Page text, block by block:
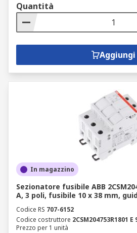
Quantità
Aggiungi
In magazzino
Sezionatore fusibile ABB
A, 3 poli, fusibile 10 x 38 mm,
Codice RS 707-6152
Codice costruttore 2CSM204753R1801 E
Prezzo per 1 unità